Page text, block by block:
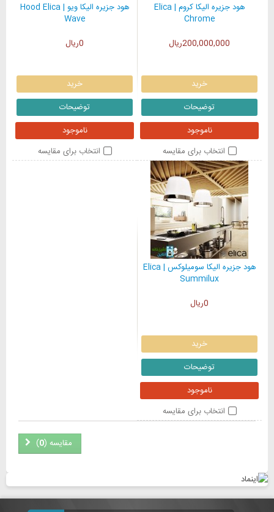
هود جزیره الیکا کروم | Elica
Chrome
200,000,000ریال
خرید
توضیحات
ناموجود
انتخاب برای مقایسه
هود جزیره الیکا ویو | Hood Elica
Wave
0ریال
خرید
توضیحات
ناموجود
انتخاب برای مقایسه
هود جزیره الیکا سومیلوکس | Elica
Summilux
0ریال
خرید
توضیحات
ناموجود
انتخاب برای مقایسه
مقایسه (0
)